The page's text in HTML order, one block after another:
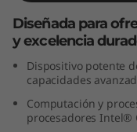
1
Diseñada para
y excelencia
Dispositivo potente
capacidades
Computación y
procesadores Intel®